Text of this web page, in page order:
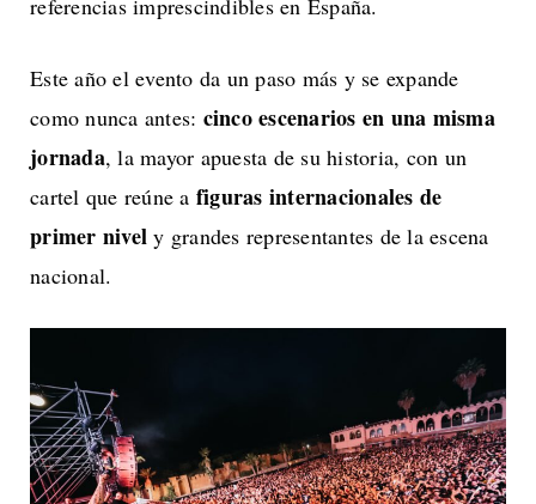
Este año el evento da un paso más y se expande
como nunca antes: cinco escenarios en una misma
jornada, la mayor apuesta de su historia, con un
cartel que reúne a figuras internacionales de
primer nivel y grandes representantes de la escena
nacional.